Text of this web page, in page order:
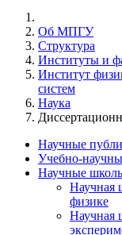
Об МПГУ
Структура
Институты и
Институт
систем
Наука
Научные
Учебно-
Научные
Научная
физике
Научная